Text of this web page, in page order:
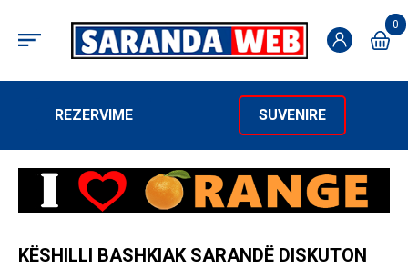
0
REZERVIME SUVENIRE
KËSHILLI BASHKIAK SARANDË DISKUTON